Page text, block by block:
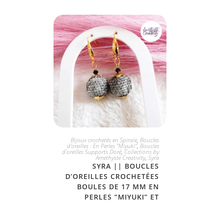
JE L'ADOPTE
Bijoux crochetés en Spirale, Boucles
d'oreilles : En Perles "Miyuki", Boucles
d'oreilles Supports Doré, Collections by
Amethyste Creativity, Syra
SYRA || BOUCLES
D’OREILLES CROCHETÉES
BOULES DE 17 MM EN
PERLES “MIYUKI” ET